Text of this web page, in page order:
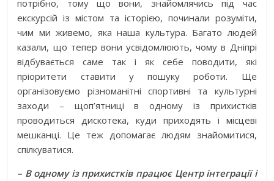
потрібно, тому що вони, знайомлячись під час
екскурсій із містом та історією, починали розуміти,
чим ми живемо, яка наша культура. Багато людей
казали, що тепер вони усвідомлюють, чому в Дніпрі
відбувається саме так і як себе поводити, які
пріоритети ставити у пошуку роботи. Ще
організовуємо різноманітні спортивні та культурні
заходи – щоп’ятниці в одному із прихистків
проводиться дискотека, куди приходять і місцеві
мешканці. Це теж допомагає людям знайомитися,
спілкуватися.
– В одному із прихистків працює Центр інтеграції і